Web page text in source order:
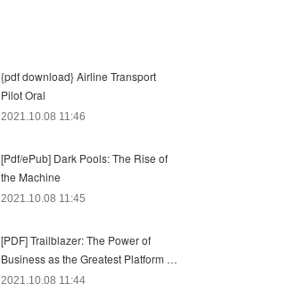
{pdf download} Airline Transport
Pilot Oral
2021.10.08 11:46
[Pdf/ePub] Dark Pools: The Rise of
the Machine
2021.10.08 11:45
[PDF] Trailblazer: The Power of
Business as the Greatest Platform …
2021.10.08 11:44